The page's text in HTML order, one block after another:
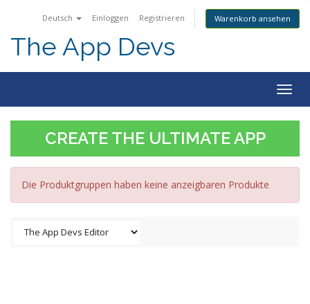
Deutsch Einloggen Registrieren Warenkorb ansehen
The App Devs
CREATE THE ULTIMATE APP
Die Produktgruppen haben keine anzeigbaren Produkte